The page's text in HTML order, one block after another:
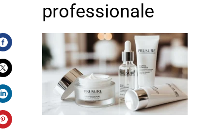
professionale
Facebook
Twitter
LinkedIn